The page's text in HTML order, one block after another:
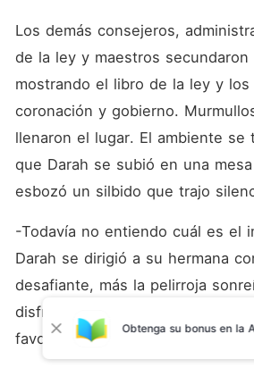
Los demás consejeros,
de la ley y maestros secundaron
mostrando el libro de la ley y los
coronación y gobierno.
llenaron el lugar. El ambiente
que Darah se subió en una
esbozó un silbido que trajo
-Todavía no entiendo cuál es el
Darah se dirigió a su hermana
desafiante, más la pelirroja
disfrutando el momento que
favor.
Obtenga su bonus en la